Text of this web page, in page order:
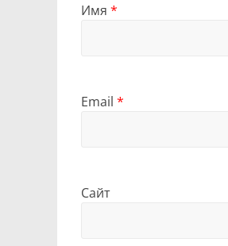
Имя *
Email *
Сайт